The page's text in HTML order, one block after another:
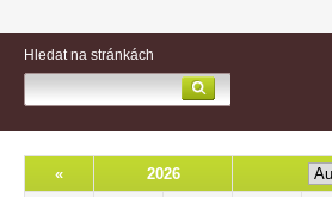
Hledat na stránkách
« 2026